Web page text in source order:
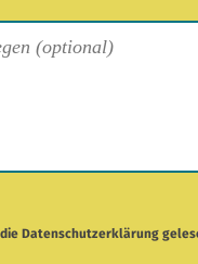
dieDatenschutzerklärung